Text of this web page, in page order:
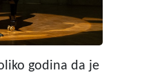
godina da je